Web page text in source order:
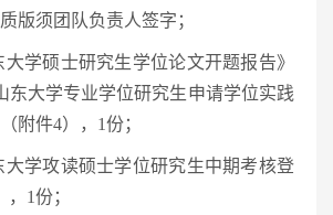
版须团队负责人签字；
大学硕士研究生学位论文开题报告》
东大学专业学位研究生申请学位实践
附件4），1份；
大学攻读硕士学位研究生中期考核登
1份；